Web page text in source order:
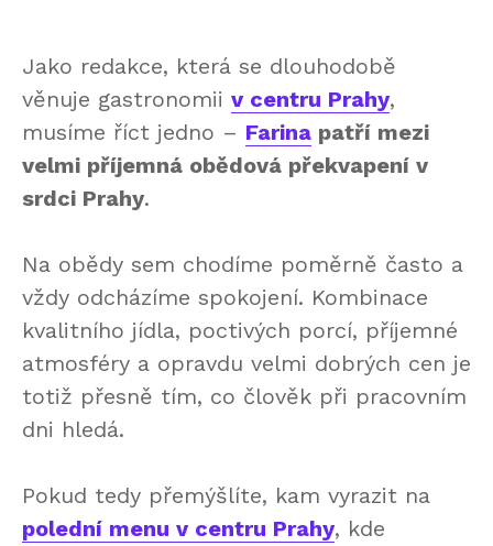
Jako redakce, která se dlouhodobě
věnuje gastronomii v centru Prahy,
musíme říct jedno – Farina patří mezi
velmi příjemná obědová překvapení v
srdci Prahy.
Na obědy sem chodíme poměrně často a
vždy odcházíme spokojení. Kombinace
kvalitního jídla, poctivých porcí, příjemné
atmosféry a opravdu velmi dobrých cen je
totiž přesně tím, co člověk při pracovním
dni hledá.
Pokud tedy přemýšlíte, kam vyrazit na
polední menu v centru Prahy, kde